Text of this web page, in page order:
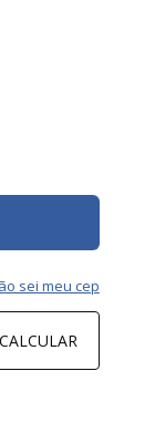
CALCULAR
sei meu cep